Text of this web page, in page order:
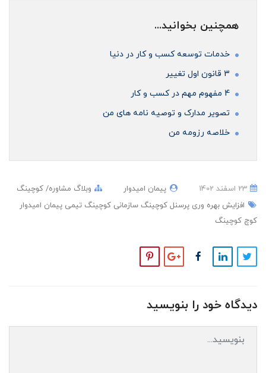
همچنین بخوانید...
خدمات توسعه کسب و کار در دنیا
تصویر مدارک و توصیه نامه های من
خلاصه رزومه من
پیمان امیدوار
وبلاگ مشاوره/ کوچینگ
افزایش بهره وری پرسنل کوچینگ سازمانی کوچینگ تیمی پیمان امیدوار
کوچ کوچینگ
دیدگاه خود را بنویسید